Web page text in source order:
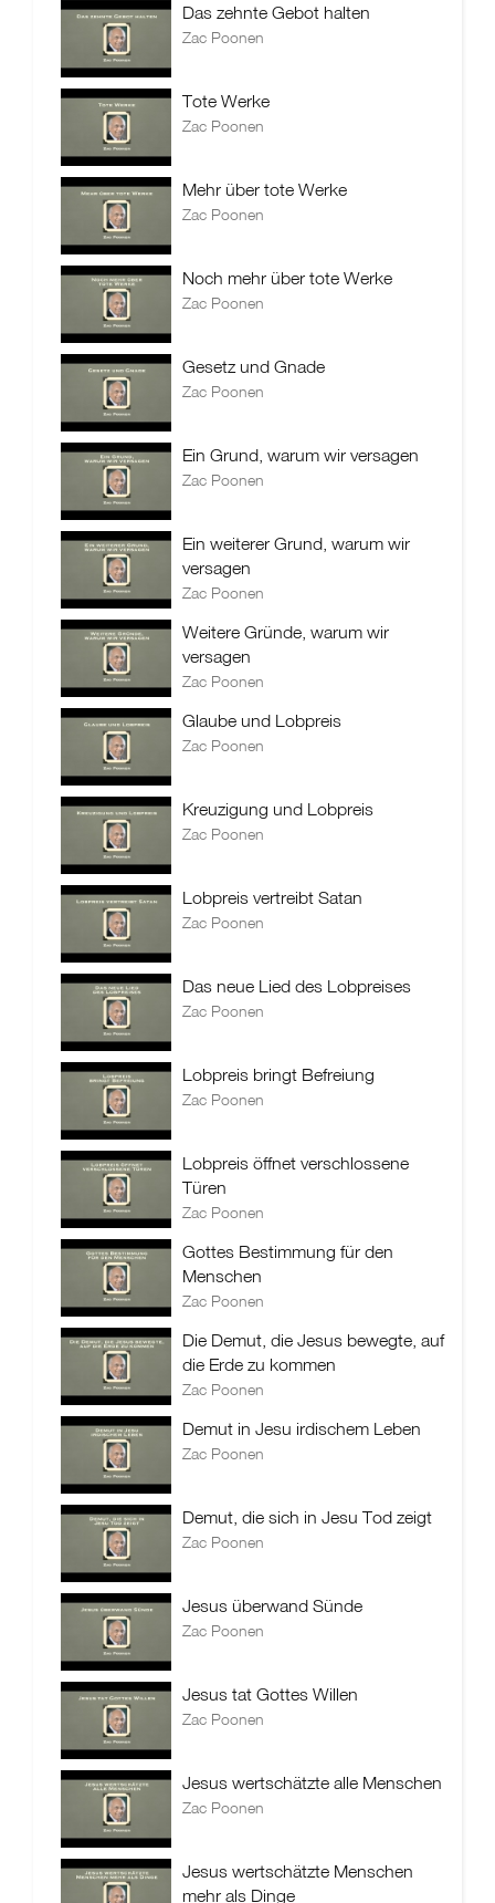
Das zehnte Gebot halten
Zac Poonen
Tote Werke
Zac Poonen
Mehr über tote Werke
Zac Poonen
Noch mehr über tote Werke
Zac Poonen
Gesetz und Gnade
Zac Poonen
Ein Grund, warum wir versagen
Zac Poonen
Ein weiterer Grund, warum wir
versagen
Zac Poonen
Weitere Gründe, warum wir
versagen
Zac Poonen
Glaube und Lobpreis
Zac Poonen
Kreuzigung und Lobpreis
Zac Poonen
Lobpreis vertreibt Satan
Zac Poonen
Das neue Lied des Lobpreises
Zac Poonen
Lobpreis bringt Befreiung
Zac Poonen
Lobpreis öffnet verschlossene
Türen
Zac Poonen
Gottes Bestimmung für den
Menschen
Zac Poonen
Die Demut, die Jesus bewegte, auf
die Erde zu kommen
Zac Poonen
Demut in Jesu irdischem Leben
Zac Poonen
Demut, die sich in Jesu Tod zeigt
Zac Poonen
Jesus überwand Sünde
Zac Poonen
Jesus tat Gottes Willen
Zac Poonen
Jesus wertschätzte alle Menschen
Zac Poonen
Jesus wertschätzte Menschen
mehr als Dinge